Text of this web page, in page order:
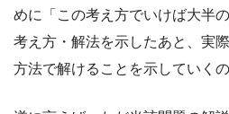
めに「この考え方でいけば大半
考え方・解法を示したあと、実
方法で解けることを示していくの